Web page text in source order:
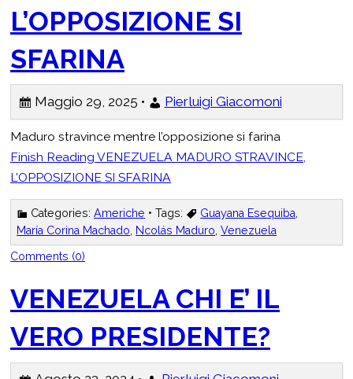
L’OPPOSIZIONE SI
SFARINA
Maggio 29, 2025 • Pierluigi Giacomoni
Maduro stravince mentre l’opposizione si farina
Finish Reading VENEZUELA MADURO STRAVINCE,
L’OPPOSIZIONE SI SFARINA
Categories:Americhe • Tags: Guayana Esequiba,
María Corina Machado
Ncolás Maduro ,Venezuela
Comments (0)
VENEZUELA CHI E’ IL
VERO PRESIDENTE?